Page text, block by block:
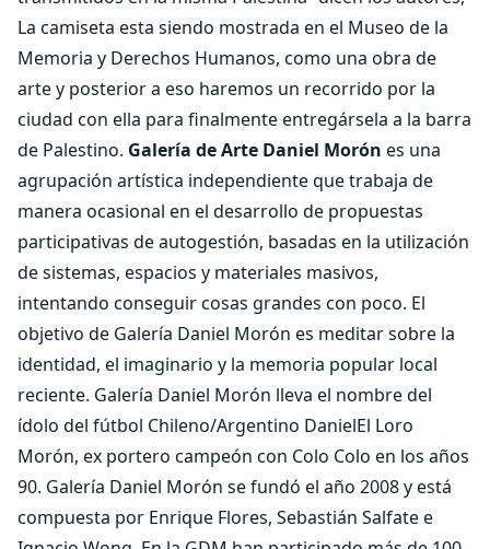
La camiseta esta siendo mostrada en el Museo de la
Memoria y Derechos Humanos, como una obra de
arte y posterior a eso haremos un recorrido por la
ciudad con ella para finalmente entregársela a la barra
de Palestino. Galería de Arte Daniel Morón es una
agrupación artística independiente que trabaja de
manera ocasional en el desarrollo de propuestas
participativas de autogestión, basadas en la utilización
de sistemas, espacios y materiales masivos,
intentando conseguir cosas grandes con poco. El
objetivo de Galería Daniel Morón es meditar sobre la
identidad, el imaginario y la memoria popular local
reciente. Galería Daniel Morón lleva el nombre del
ídolo del fútbol Chileno/Argentino DanielEl Loro
Morón, ex portero campeón con Colo Colo en los años
90. Galería Daniel Morón se fundó el año 2008 y está
compuesta por Enrique Flores, Sebastián Salfate e